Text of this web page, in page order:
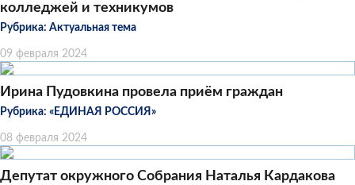
колледжей и техникумов
Рубрика: Актуальная тема
09 февраля 2024
Ирина Пудовкина провела приём граждан
Рубрика: «ЕДИНАЯ РОССИЯ»
08 февраля 2024
Депутат окружного Собрания Наталья Кардакова